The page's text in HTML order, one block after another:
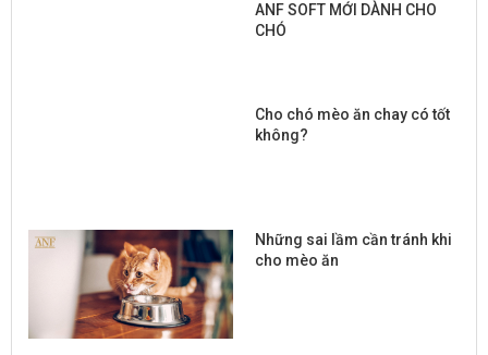
ANF SOFT MỚI DÀNH CHO
CHÓ
Cho chó mèo ăn chay có tốt
không?
Những sai lầm cần tránh khi
cho mèo ăn